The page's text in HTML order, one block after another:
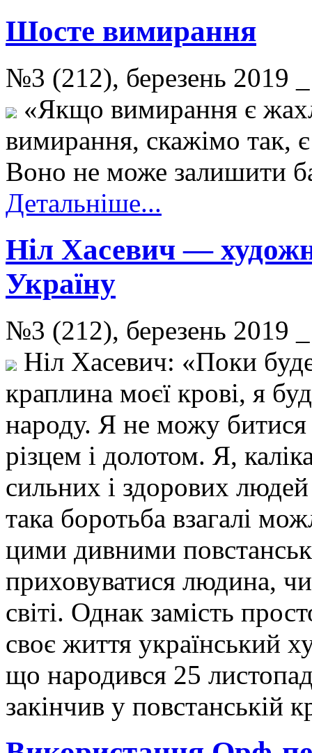
Шосте вимирання
№3 (212), березень
«Якщо вимирання є
вимирання, скажімо так,
Воно не може залишити
Детальніше...
Ніл Хасевич —
Україну
№3 (212), березень
Ніл Хасевич: «Поки
краплина моєї крові, я
народу. Я не можу
різцем і долотом. Я,
сильних і здорових людей
така боротьба взагалі
цими дивними
приховуватися людина,
світі. Однак замість
своє життя український
що народився 25
закінчив у повстанській